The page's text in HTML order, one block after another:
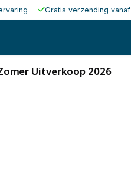
Gratis verzending vanaf
Uitverkoop 2026